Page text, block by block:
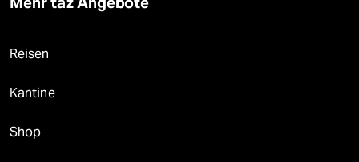
Reisen
Kantine
Shop